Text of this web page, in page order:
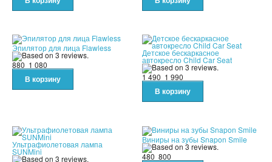
Эпилятор для лица Flawless
880 1 080
Детское бескаркасное
автокресло Child Car Seat
1 490 1 990
Ультрафиолетовая лампа
SUNMini
Виниры на зубы Snapon Smile
480 800